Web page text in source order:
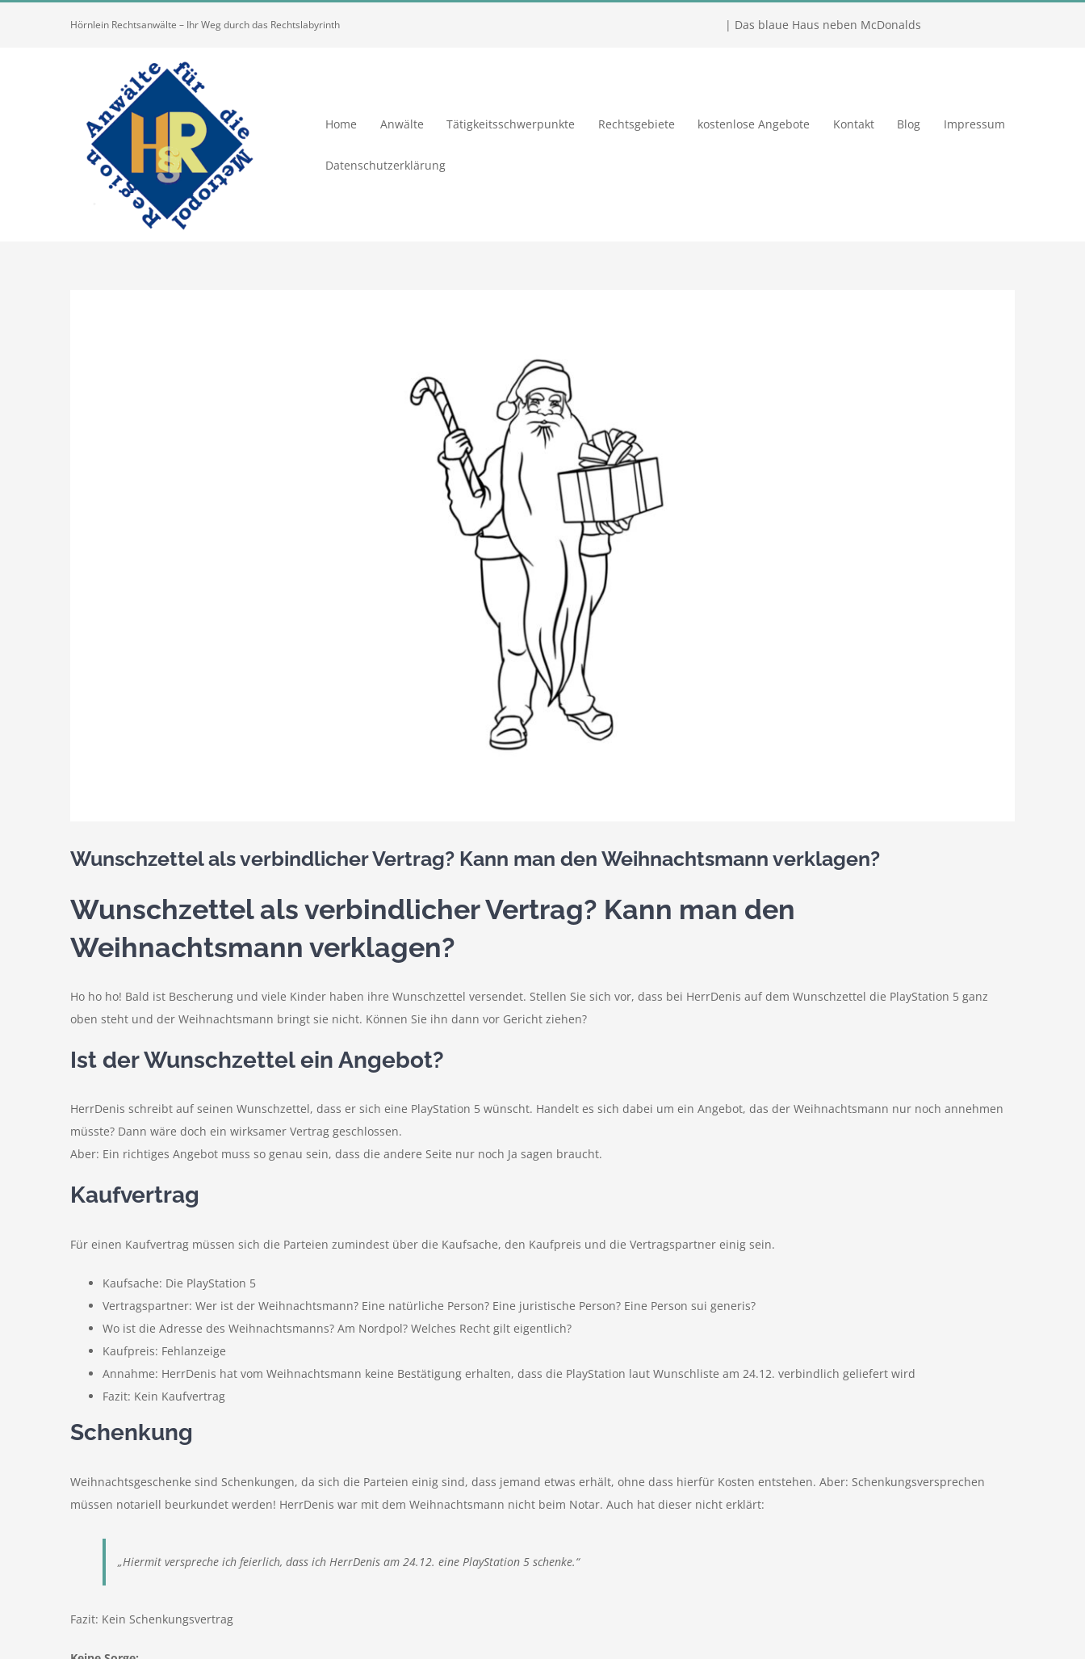
Hörnlein Rechtsanwälte – Ihr Weg durch das Rechtslabyrinth | Das blaue Haus neben McDonalds
Home Anwälte Tätigkeitsschwerpunkte Rechtsgebiete kostenlose Angebote Kontakt Blog Impressum
Datenschutzerklärung
Wunschzettel als verbindlicher Vertrag? Kann man den Weihnachtsmann verklagen?
Wunschzettel als verbindlicher Vertrag? Kann man den
Weihnachtsmann verklagen?
Ho ho ho! Bald ist Bescherung und viele Kinder haben ihre Wunschzettel versendet. Stellen Sie sich vor, dass bei HerrDenis auf dem Wunschzettel die PlayStation 5 ganz
oben steht und der Weihnachtsmann bringt sie nicht. Können Sie ihn dann vor Gericht ziehen?
Ist der Wunschzettel ein Angebot?
HerrDenis schreibt auf seinen Wunschzettel, dass er sich eine PlayStation 5 wünscht. Handelt es sich dabei um ein Angebot, das der Weihnachtsmann nur noch annehmen
müsste? Dann wäre doch ein wirksamer Vertrag geschlossen.
Aber: Ein richtiges Angebot muss so genau sein, dass die andere Seite nur noch Ja sagen braucht.
Kaufvertrag
Für einen Kaufvertrag müssen sich die Parteien zumindest über die Kaufsache, den Kaufpreis und die Vertragspartner einig sein.
Kaufsache: Die PlayStation 5
Vertragspartner: Wer ist der Weihnachtsmann? Eine natürliche Person? Eine juristische Person? Eine Person sui generis?
Wo ist die Adresse des Weihnachtsmanns? Am Nordpol? Welches Recht gilt eigentlich?
Kaufpreis: Fehlanzeige
Annahme: HerrDenis hat vom Weihnachtsmann keine Bestätigung erhalten, dass die PlayStation laut Wunschliste am 24.12. verbindlich geliefert wird
Fazit: Kein Kaufvertrag
Schenkung
Weihnachtsgeschenke sind Schenkungen, da sich die Parteien einig sind, dass jemand etwas erhält, ohne dass hierfür Kosten entstehen. Aber: Schenkungsversprechen
müssen notariell beurkundet werden! HerrDenis war mit dem Weihnachtsmann nicht beim Notar. Auch hat dieser nicht erklärt:
„Hiermit verspreche ich feierlich, dass ich HerrDenis am 24.12. eine PlayStation 5 schenke.“
Fazit: Kein Schenkungsvertrag